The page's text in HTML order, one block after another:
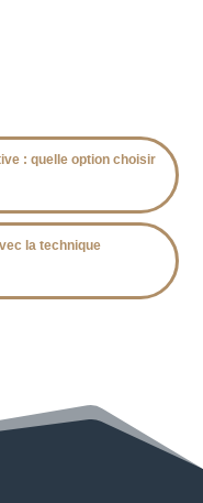
: quelle option choisir
la technique